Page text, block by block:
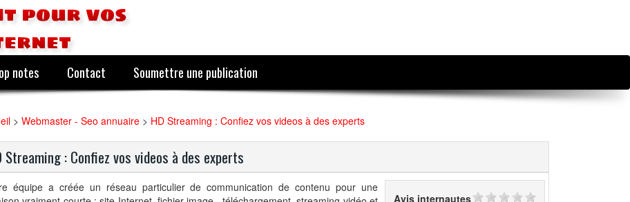
pour vos
notes Contact Soumettre une publication
> Webmaster - Seo annuaire > HD Streaming : Confiez vos videos à des experts
Streaming : Confiez vos videos à des experts
équipe a créée un réseau particulier de communication de contenu pour une
Avis internautes